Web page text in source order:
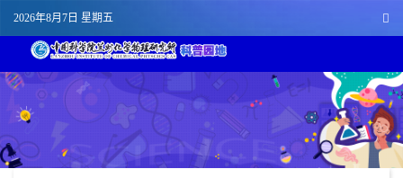
2026年8月7日 星期五